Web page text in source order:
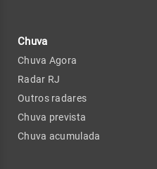
Chuva
Chuva Agora
Radar RJ
Outros radares
Chuva prevista
Chuva acumulada